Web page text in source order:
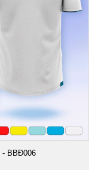
- BBĐ006